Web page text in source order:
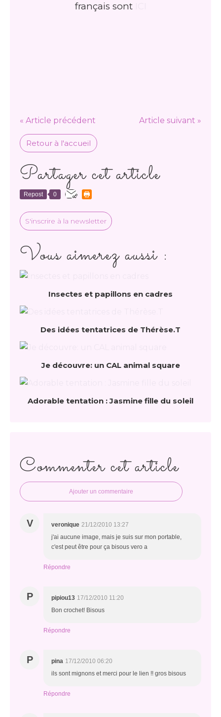
français sont
« Article précédent Article suivant »
Retour à l'accueil
Partager cet article
Repost 0
S'inscrire à la newsletter
Vous aimerez aussi :
Insectes et papillons en cadres
Des idées tentatrices de Thérèse.T
Je découvre: un CAL animal square
Adorable tentation : Jasmine fille du soleil
Commenter cet article
Ajouter un commentaire
V veronique 21/12/2010 13:27
j'ai aucune image, mais je suis sur mon portable,
c'est peut être pour ça bisous vero a
Répondre
P pipiou13 17/12/2010 11:20
Bon crochet! Bisous
Répondre
P pina 17/12/2010 06:20
ils sont mignons et merci pour le lien !! gros bisous
Répondre